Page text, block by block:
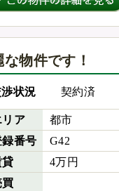
物件です！
状況 契約済
リア
都市
録番号
G42
貸
4万円
買